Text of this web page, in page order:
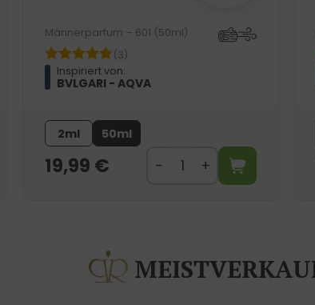
Männerparfum – 601 (50ml)
(3)
Inspiriert von:
BVLGARI - AQVA
2ml 50ml
19,99 €